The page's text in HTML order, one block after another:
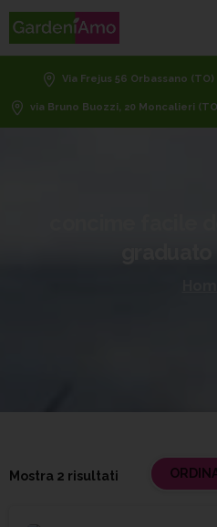
Via Frejus 56 Orbassano (TO)
via Bruno Buozzi, 20 Moncalieri
Mostra 2 risultati